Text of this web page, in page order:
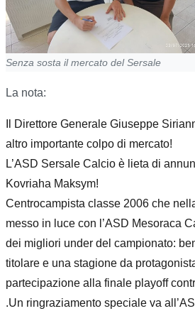
Senza sosta il mercato del Sersale
La nota:
Il Direttore Generale Giuseppe
altro importante colpo di mercato!
L’ASD Sersale Calcio è lieta di
Kovriaha Maksym!
Centrocampista classe 2006 che
messo in luce con l’ASD Mesoraca
dei migliori under del campionato:
titolare e una stagione da
partecipazione alla finale playoff
.Un ringraziamento speciale va